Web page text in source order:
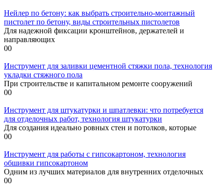
Нейлер по бетону: как выбрать строительно-монтажный
пистолет по бетону, виды строительных пистолетов
Для надежной фиксации кронштейнов, держателей и
направляющих
00
Инструмент для заливки цементной стяжки пола, технология
укладки стяжного пола
При строительстве и капитальном ремонте сооружений
00
Инструмент для штукатурки и шпатлевки: что потребуется
для отделочных работ, технология штукатурки
Для создания идеально ровных стен и потолков, которые
00
Инструмент для работы с гипсокартоном, технология
обшивки гипсокартоном
Одним из лучших материалов для внутренних отделочных
00